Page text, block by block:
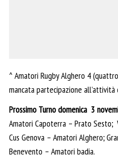
^ Amatori Rugby Alghero 4
mancata partecipazione
Prossimo Turno domenica 3
Amatori Capoterra – Prato Sesto;
Cus Genova – Amatori Alghero;
Benevento – Amatori badia.